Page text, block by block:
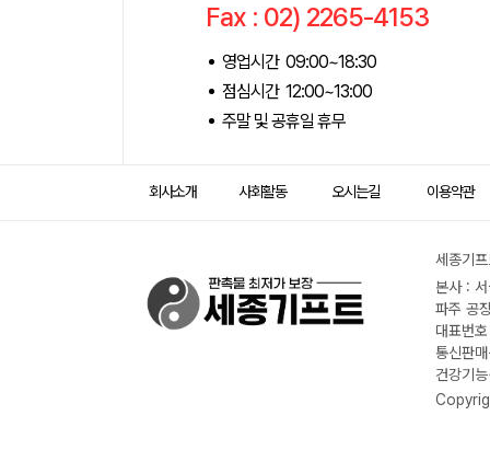
Fax : 02) 2265-4153
영업시간 09:00~18:30
점심시간 12:00~13:00
주말 및 공휴일 휴무
회사소개 사회활동 오시는길 이용약관
세종기
본사 :
파주 공
대표번
통신판
건강기